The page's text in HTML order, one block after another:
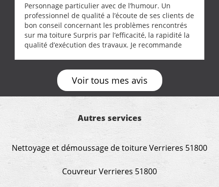
Personnage particulier avec de l’humour. Un
professionnel de qualité a l’écoute de ses clients de
bon conseil concernant les problèmes rencontrés
sur ma toiture Surpris par l’efficacité, la rapidité la
qualité d’exécution des travaux. Je recommande
Voir tous mes avis
Autres services
Nettoyage et démoussage de toiture Verrieres 51800
Couvreur Verrieres 51800